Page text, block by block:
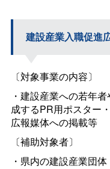
建設産業入職促進
〔対象事業の内容〕
・建設産業への若年
成するPR用ポスター
広報媒体への掲載等
〔補助対象者〕
・県内の建設産業団体